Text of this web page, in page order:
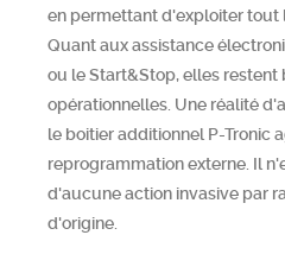
en permettant d'exploiter tout
Quant aux assistance
ou le Start&Stop, elles
opérationnelles. Une réalité
le boitier additionnel P-Tronic
reprogrammation externe. Il
d'aucune action invasive par
d'origine.